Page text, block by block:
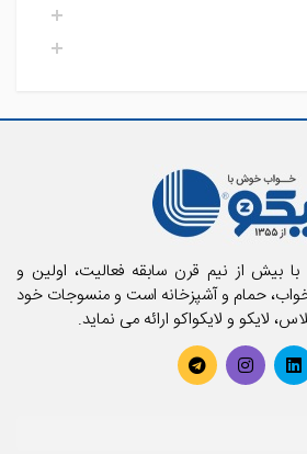
تشک
گروه صنعتی لایکو Laico با بیش از نیم قرن سابقه فعالیت، اولین و
خواب، حمام و آشپزخانه است و منسوجات خود
لایکو و لایکواکو ارائه می نماید.